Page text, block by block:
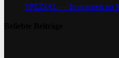
SPEZIAL — Investoren im